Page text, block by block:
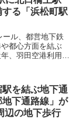
る「浜松町駅
ール、都営地下鉄
都心方面を結ぶ
、羽田空港利用者
を結ぶ地下通
下通路線」が
辺の地下歩行